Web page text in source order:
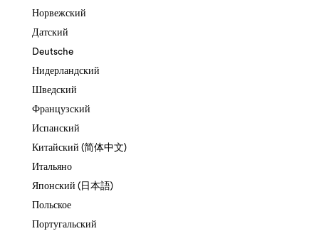
Норвежский
Датский
Deutsche
Нидерландский
Шведский
Французский
Испанский
Китайский (简体中文)
Итальяно
Японский (日本語)
Польское
Португальский